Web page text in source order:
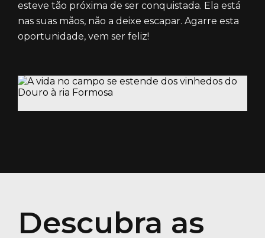
esteve tão próxima de ser conquistada. Ela está
nas suas mãos, não a deixe escapar. Agarre esta
oportunidade, vem ser feliz!
Descubra as